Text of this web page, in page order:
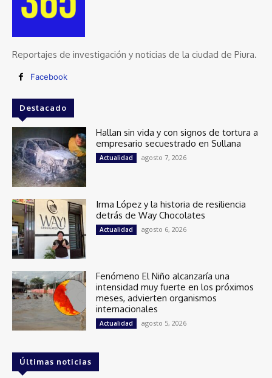
Reportajes de investigación y noticias de la ciudad de Piura.
Facebook
Destacado
Hallan sin vida y con signos de tortura a
empresario secuestrado en Sullana
Actualidad agosto 7, 2026
Irma López y la historia de resiliencia
detrás de Way Chocolates
Actualidad agosto 6, 2026
Fenómeno El Niño alcanzaría una
intensidad muy fuerte en los próximos
meses, advierten organismos
internacionales
Actualidad agosto 5, 2026
Últimas noticias